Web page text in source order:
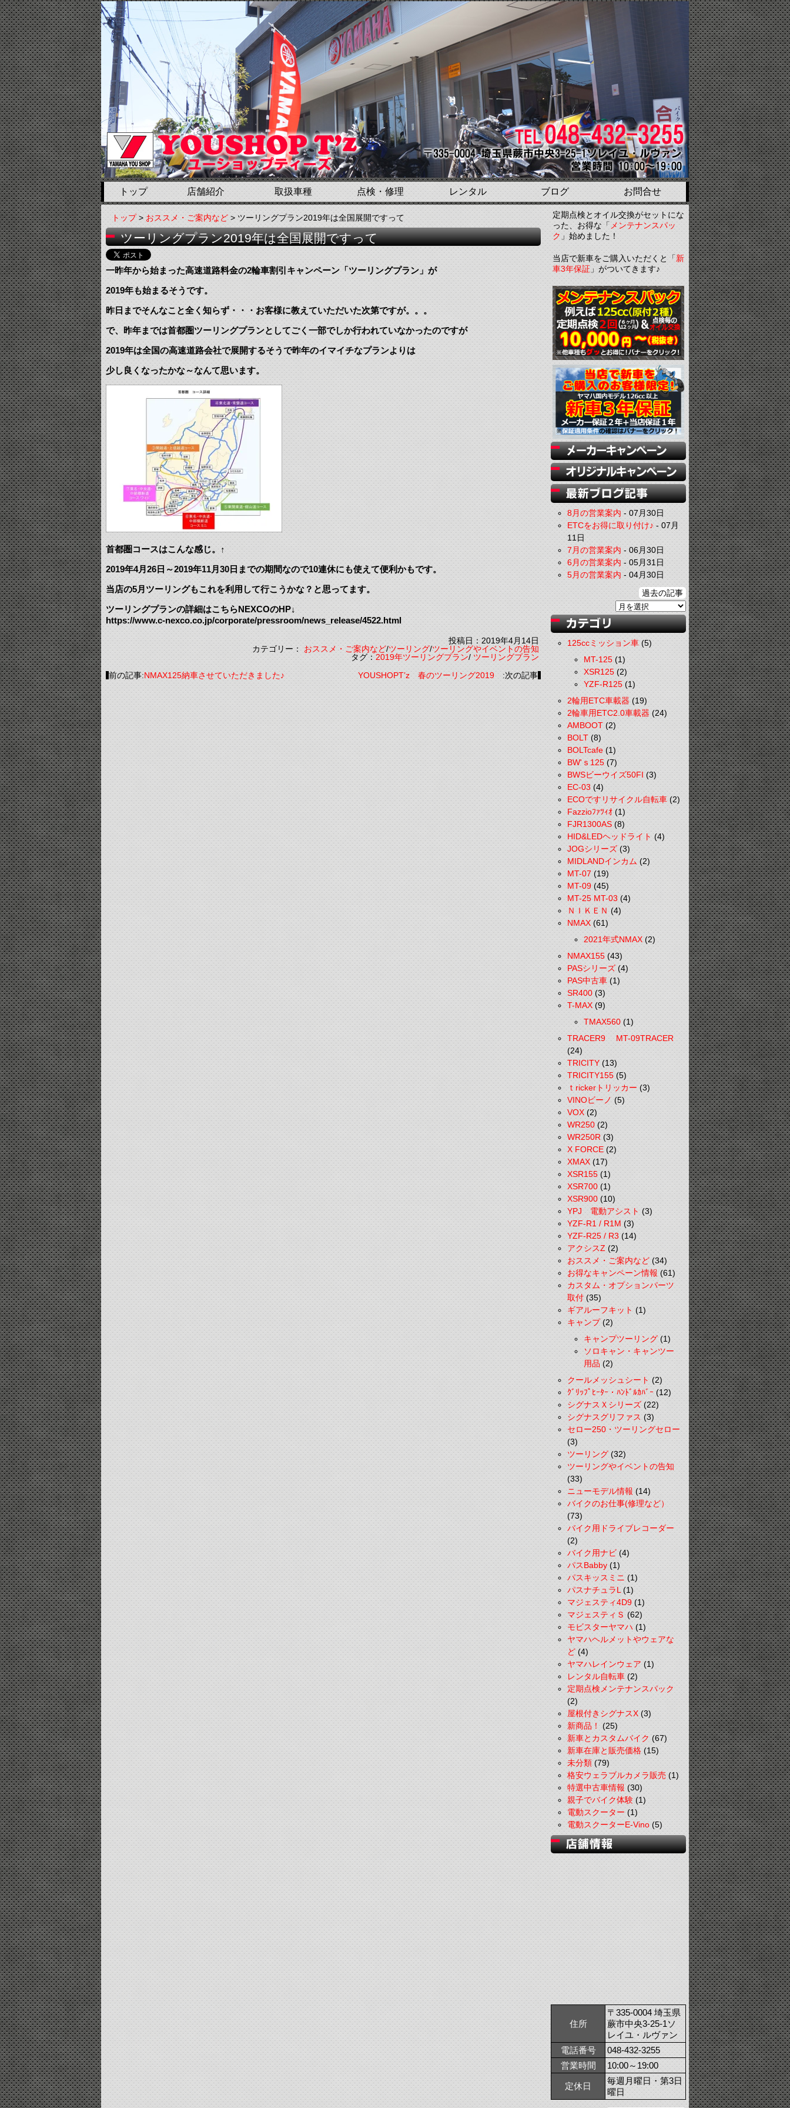
トップ 店舗紹介 取扱車種 点検・修理 レンタル ブログ お問合せ
トップ>おススメ・ご案内など> ツーリングプラン2019年は全国展開ですって
ツーリングプラン2019年は全国展開ですって
一昨年から始まった高速道路料金の2輪車割引キャンペーン「ツーリングプラン」が
2019年も始まるそうです。
昨日までそんなこと全く知らず・・・お客様に教えていただいた次第ですが。。。
で、昨年までは首都圏ツーリングプランとしてごく一部でしか行われていなかったのですが
2019年は全国の高速道路会社で展開するそうで昨年のイマイチなプランよりは
少し良くなったかな～なんて思います。
首都圏コースはこんな感じ。↑
2019年4月26日～2019年11月30日までの期間なので10連休にも使えて便利かもです。
当店の5月ツーリングもこれを利用して行こうかな？と思ってます。
ツーリングプランの詳細はこちらNEXCOのHP↓
https://www.c-nexco.co.jp/corporate/pressroom/news_release/4522.html
投稿日：2019年4月14日
カテゴリー：おススメ・ご案内など/ツーリング/ツーリングやイベントの告知
タグ：2019年ツーリングプラン/ツーリングプラン
前の記事:NMAX125納車させていただきました♪ YOUSHOPT’z 春のツーリング2019:次の記事
定期点検とオイル交換がセットにな
った、お得な「 メンテナンスパッ
ク」始めました！
当店で新車をご購入いただくと「新
車3年保証」がついてきます♪
8月の営業案内-07月30日
ETCをお得に取り付け♪-07月
11日
7月の営業案内-06月30日
6月の営業案内-05月31日
5月の営業案内-04月30日
過去の記事
125ccミッション車(5)
MT-125(1)
XSR125(2)
YZF-R125(1)
2輪用ETC車載器(19)
2輪車用ETC2.0車載器(24)
AMBOOT(2)
BOLT(8)
BOLTcafe(1)
BW'ｓ125(7)
BWSビーウイズ50FI(3)
EC-03(4)
ECOですリサイクル自転車(2)
Fazzioﾌｧﾂｨｵ(1)
FJR1300AS(8)
HID&LEDヘッドライト(4)
JOGシリーズ(3)
MIDLANDインカム(2)
MT-07(19)
MT-09 (45)
MT-25 MT-03(4)
ＮＩＫＥＮ(4)
NMAX(61)
2021年式NMAX(2)
NMAX155(43)
PASシリーズ(4)
PAS中古車(1)
SR400(3)
T-MAX(9)
TMAX560(1)
TRACER9 MT-09TRACER
(24)
TRICITY(13)
TRICITY155(5)
ｔrickerトリッカー(3)
VINOビーノ(5)
VOX(2)
WR250(2)
WR250R(3)
X FORCE(2)
XMAX(17)
XSR155(1)
XSR700(1)
XSR900(10)
YPJ 電動アシスト(3)
YZF-R1 / R1M(3)
YZF-R25 / R3(14)
アクシスZ(2)
おススメ・ご案内など(34)
お得なキャンペーン情報(61)
カスタム・オプションパーツ
取付(35)
ギアルーフキット(1)
キャンプ(2)
キャンプツーリング(1)
ソロキャン・キャンツー
用品(2)
クールメッシュシート(2)
ｸﾞﾘｯﾌﾟﾋｰﾀｰ・ﾊﾝﾄﾞﾙｶﾊﾞｰ(12)
シグナスＸシリーズ(22)
シグナスグリファス(3)
セロー250・ツーリングセロー
(3)
ツーリング(32)
ツーリングやイベントの告知
(33)
ニューモデル情報(14)
バイクのお仕事(修理など）
(73)
バイク用ドライブレコーダー
(2)
バイク用ナビ(4)
パスBabby(1)
パスキッスミニ(1)
パスナチュラL(1)
マジェスティ4D9(1)
マジェスティＳ(62)
モビスターヤマハ(1)
ヤマハヘルメットやウェアな
ど(4)
ヤマハレインウェア(1)
レンタル自転車(2)
定期点検メンテナンスパック
(2)
屋根付きシグナスX(3)
新商品！(25)
新車とカスタムバイク(67)
新車在庫と販売価格(15)
未分類(79)
格安ウェラブルカメラ販売(1)
特選中古車情報(30)
親子でバイク体験(1)
電動スクーター(1)
電動スクーターE-Vino(5)
住所
〒335-0004 埼玉県
蕨市中央3-25-1ソ
レイユ・ルヴァン
電話番号
048-432-3255
営業時間
10:00～19:00
定休日
毎週月曜日・第3日
曜日